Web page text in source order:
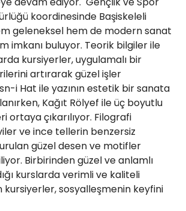
koordinesinde Başiskeleli
geleneksel hem de modern sanat
imkanı buluyor. Teorik bilgiler ile
kursiyerler, uygulamalı bir
artırarak güzel işler
i Hat ile yazının estetik bir sanata
Kağıt Rölyef ile üç boyutlu
ortaya çıkarılıyor. Filografi
ve ince tellerin benzersiz
güzel desen ve motifler
Birbirinden güzel ve anlamlı
kurslarda verimli ve kaliteli
sosyalleşmenin keyfini